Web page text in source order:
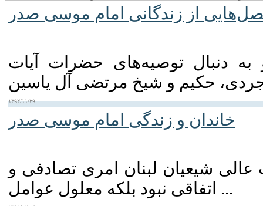
از زندگانی امام موسی صدر
موسی صدر در اواخر سال ۱۳۳۸ و به دنبال توصیه‌های حضرات آیات
۱۳۹۲/۱۱/۲۹
خاندان و زندگی امام موسى صدر
شیعیان لبنان امری تصادفی و
اتفاقی نبود بلکه معلول عوامل ...